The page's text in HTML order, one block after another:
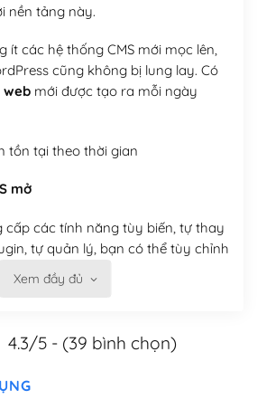
nền tảng này.
ít các hệ thống CMS mới mọc lên,
cũng không bị lung lay. Có
mới được tạo ra mỗi ngày
tồn tại theo thời gian
mở
cấp các tính năng tùy biến, tự thay
tự quản lý, bạn có thể tùy chỉnh
phải sử dụng dịch vụ tại bất
WordPress
Xem đầy đủ
4.3/5 - (39 bình chọn)